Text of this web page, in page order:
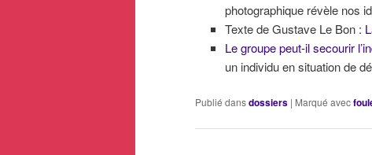
photographique révèle nos
Texte de Gustave Le Bon :
Le groupe peut-il secourir
un individu en situation de
Publié dansdossiers | Marqué avec